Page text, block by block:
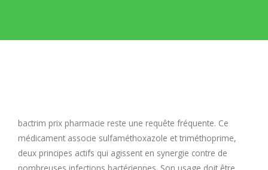
H
I
bactrim prix pharmacie reste une requête fréquente. Ce
médicament associe sulfaméthoxazole et triméthoprime,
deux principes actifs qui agissent en synergie contre de